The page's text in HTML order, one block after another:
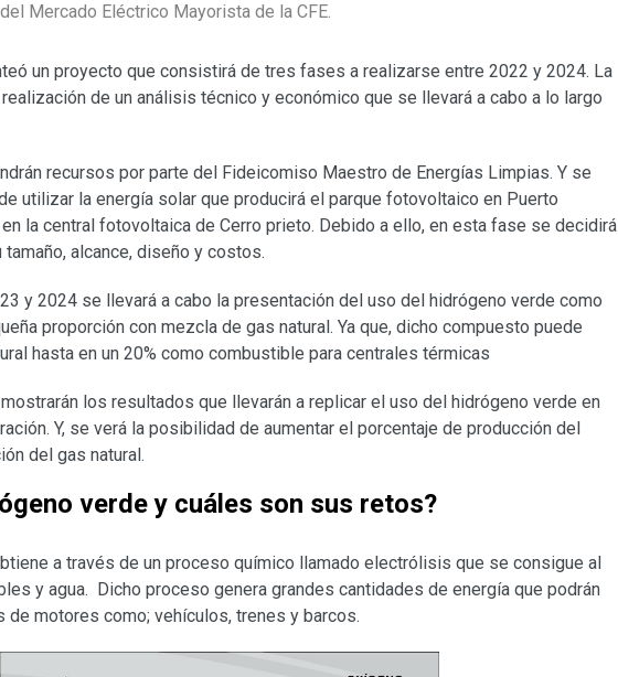
Mercado Eléctrico Mayorista de la CFE.
un proyecto que consistirá de tres fases a realizarse entre 2022 y 2024. La
de un análisis técnico y económico que se llevará a cabo a lo largo
recursos por parte del Fideicomiso Maestro de Energías Limpias. Y se
utilizar la energía solar que producirá el parque fotovoltaico en Puerto
la central fotovoltaica de Cerro prieto. Debido a ello, en esta fase se decidirá
alcance, diseño y costos.
y 2024 se llevará a cabo la presentación del uso del hidrógeno verde como
proporción con mezcla de gas natural. Ya que, dicho compuesto puede
hasta en un 20% como combustible para centrales térmicas
los resultados que llevarán a replicar el uso del hidrógeno verde en
Y, se verá la posibilidad de aumentar el porcentaje de producción del
del gas natural.
verde y cuáles son sus retos?
a través de un proceso químico llamado electrólisis que se consigue al
y agua. Dicho proceso genera grandes cantidades de energía que podrán
motores como; vehículos, trenes y barcos.